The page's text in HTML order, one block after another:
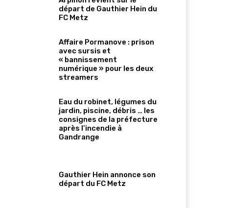
départ de Gauthier Hein du
FC Metz
Affaire Pormanove : prison
avec sursis et
« bannissement
numérique » pour les deux
streamers
Eau du robinet, légumes du
jardin, piscine, débris … les
consignes de la préfecture
après l’incendie à
Gandrange
Gauthier Hein annonce son
départ du FC Metz